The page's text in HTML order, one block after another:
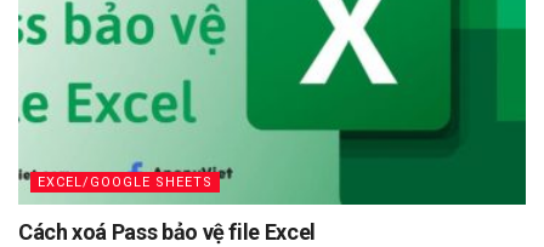
EXCEL/GOOGLE SHEETS
Cách xoá Pass bảo vệ file Excel